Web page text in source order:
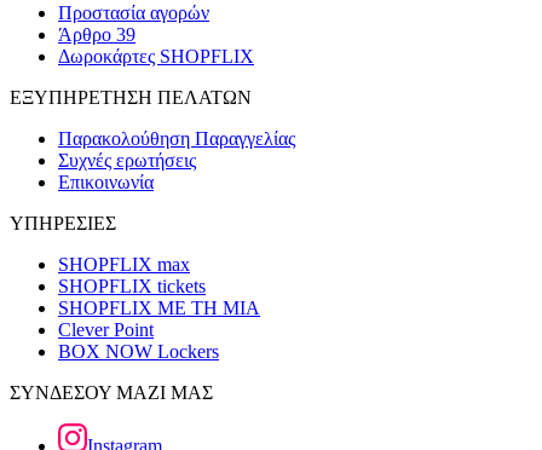
Προστασία αγορών
Άρθρο 39
Δωροκάρτες SHOPFLIX
ΕΞΥΠΗΡΕΤΗΣΗ ΠΕΛΑΤΩΝ
Παρακολούθηση Παραγγελίας
Συχνές ερωτήσεις
Επικοινωνία
ΥΠΗΡΕΣΙΕΣ
SHOPFLIX max
SHOPFLIX tickets
SHOPFLIX ΜΕ ΤΗ ΜΙΑ
Clever Point
BOX NOW Lockers
ΣΥΝΔΕΣΟΥ ΜΑΖΙ ΜΑΣ